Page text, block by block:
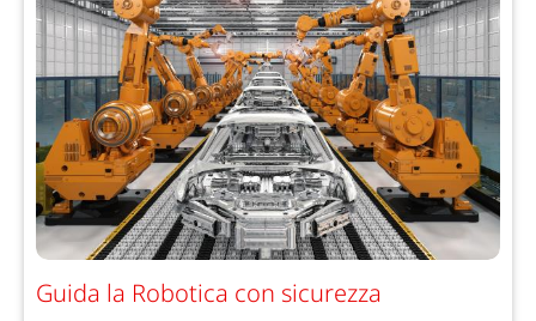
Guida la Robotica con sicurezza